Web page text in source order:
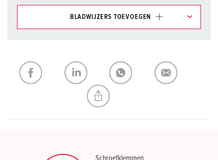
BLADWIJZERS TOEVOEGEN
Mijn lijst TOEVOEGEN
NIEUW LIJST MAKEN
Schroefklemmen